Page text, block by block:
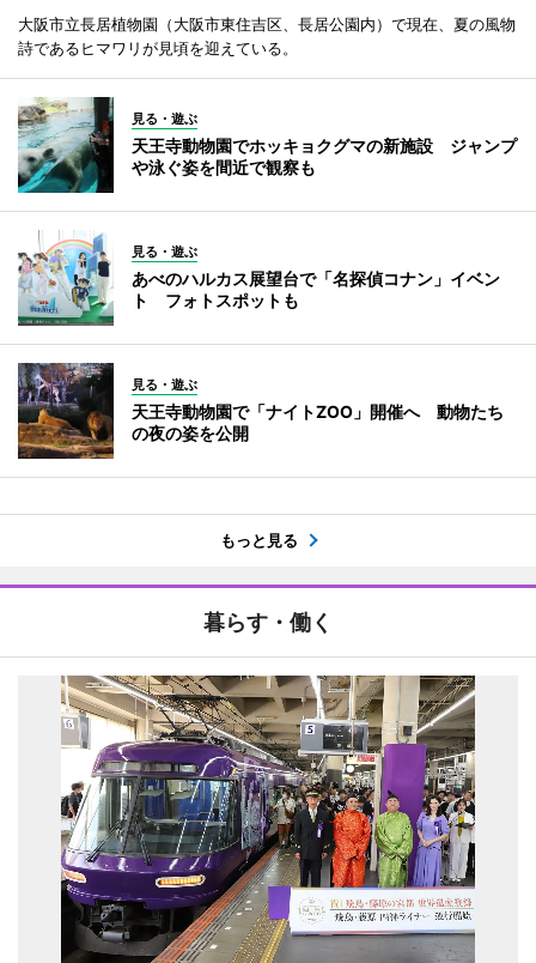
大阪市立長居植物園（大阪市東住吉区、長居公園内）で現在、夏の風物
詩であるヒマワリが見頃を迎えている。
見る・遊ぶ
天王寺動物園でホッキョクグマの新施設 ジャンプ
や泳ぐ姿を間近で観察も
見る・遊ぶ
あべのハルカス展望台で「名探偵コナン」イベン
ト フォトスポットも
見る・遊ぶ
天王寺動物園で「ナイトZOO」開催へ 動物たち
の夜の姿を公開
もっと見る
暮らす・働く